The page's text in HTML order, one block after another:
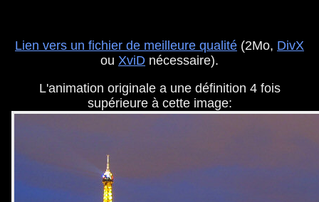
Lien vers un fichier de meilleure qualité (2Mo, DivX
ou XviD nécessaire).
L'animation originale a une définition 4 fois
supérieure à cette image: